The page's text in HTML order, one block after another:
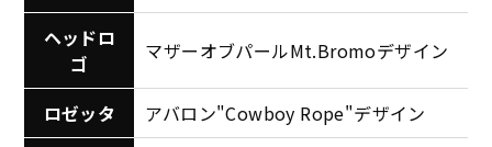
ヘッドロ
ゴ
マザーオブパールMt.Bromoデザイン
ロゼッタ
アバロン"Cowboy Rope"デザイン